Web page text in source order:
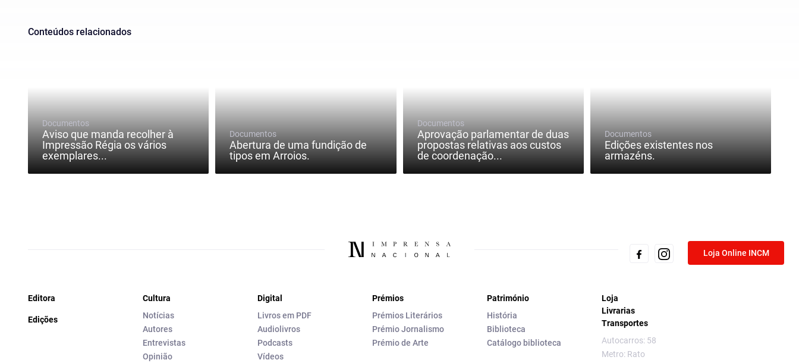
Conteúdos relacionados
Documentos
Aviso que manda recolher à
Impressão Régia os vários
exemplares...
Documentos
Abertura de uma fundição de
tipos em Arroios.
Documentos
Aprovação parlamentar de duas
propostas relativas aos custos
de coordenação...
Documentos
Edições existentes nos
armazéns.
Loja Online INCM
Editora
Edições
Cultura
Notícias
Autores
Entrevistas
Opinião
Digital
Livros em PDF
Audiolivros
Podcasts
Vídeos
Prémios
Prémios Literários
Prémio Jornalismo
Prémio de Arte
Património
História
Biblioteca
Catálogo biblioteca
Loja
Livrarias
Transportes
Autocarros: 58
Metro: Rato